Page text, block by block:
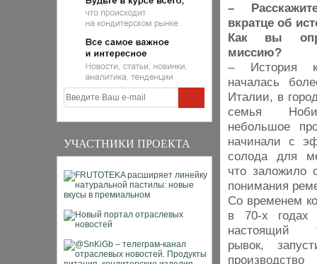
УЧАСТНИКИ ПРОЕКТА
–
вкратце об
Как вы
миссию?
– История
началась
Италии, в
семья
небольшое
начинали с
солода для
что заложило
понимания
Со временем
в 70-х годах
настоящий
рывок,